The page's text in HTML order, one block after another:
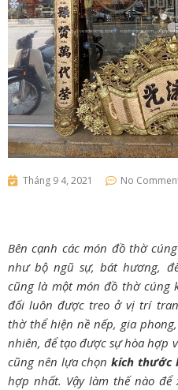
Tháng 9 4, 2021 No
Bên cạnh các món đồ thờ
như bộ ngũ sự, bát hương,
cũng là một món đồ thờ cúng
đối luôn được treo ở vị trí
thờ thể hiện nề nếp, gia
nhiên, để tạo được sự hòa hợp
cũng nên lựa chọn kích thước
hợp nhất. Vậy làm thế nào